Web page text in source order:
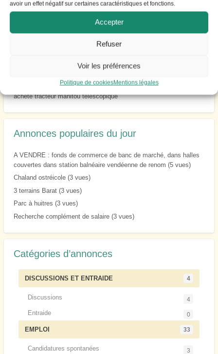
avoir un effet négatif sur certaines caractéristiques et fonctions.
Accepter
Refuser
Voir les préférences
Politique de cookiesMentions légales
CHALAND OSTREICOLE NEZ EN PORTE AVION PROPULSION
A VENDRE : fonds de commerce de banc de marché, dans halles
couvertes dans station balnéaire vendéenne de renom
Vente exploitation et dégustation départ retraite
achète tracteur manitou télescopique
Annonces populaires du jour
A VENDRE : fonds de commerce de banc de marché, dans halles
couvertes dans station balnéaire vendéenne de renom (5 vues)
Chaland ostréicole(3 vues)
3 terrains Barat(3 vues)
Parc à huitres (3 vues)
Recherche complément de salaire(3 vues)
Catégories d’annonces
DISCUSSIONS ET ENTRAIDE 4
Discussions 4
Entraide 0
EMPLOI 33
Candidatures spontanées 3